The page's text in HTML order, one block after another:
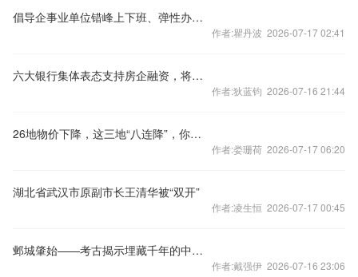
倡导企事业单位错峰上下班、弹性办公！北京发布七条响应措施
作者:瞿丹波 2026-07-17 02:41
六大银行集体表态支持房企融资，将如何影响楼市？
作者:狄蓝钧 2026-07-16 21:44
26地物价下降，这三地“八连降”，你家呢？
作者:娄珊荷 2026-07-17 06:20
湖北省武汉市原副市长王清华被“双开”
作者:凌生恒 2026-07-17 00:45
邺城肇始——考古揭示埋藏千年的中国都城秘密
作者:戴强伊 2026-07-16 23:06